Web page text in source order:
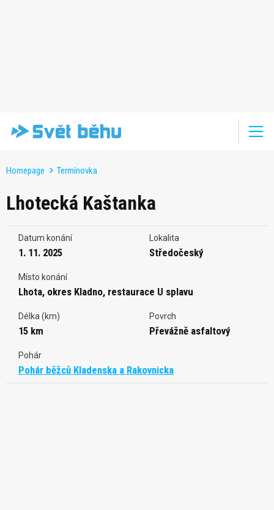
Homepage Termínovka
Lhotecká Kaštanka
Datum konání
1. 11. 2025
Lokalita
Středočeský
Místo konání
Lhota, okres Kladno, restaurace U splavu
Délka (km)
15 km
Povrch
Převážně asfaltový
Pohár
Pohár běžců Kladenska a Rakovnicka